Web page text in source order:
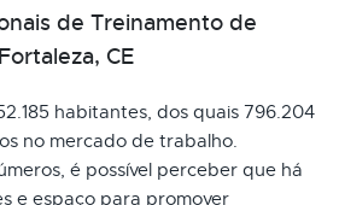
de Treinamento de
CE
habitantes, dos quais 796.204
no mercado de trabalho.
é possível perceber que há
e espaço para promover